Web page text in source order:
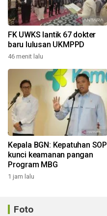
FK UWKS lantik 67 dokter
baru lulusan UKMPPD
46 menit lalu
Kepala BGN: Kepatuhan SOP
kunci keamanan pangan
Program MBG
1 jam lalu
Foto